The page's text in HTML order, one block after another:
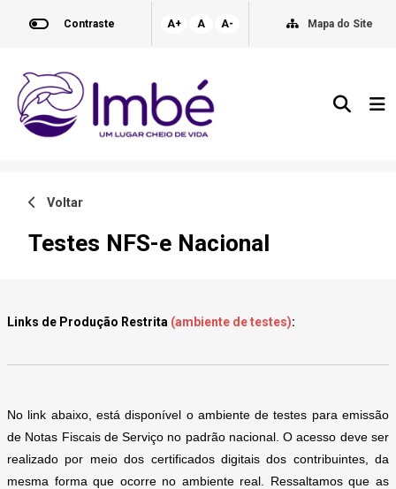
Contraste A+ A A- Mapa do Site
Voltar
Testes NFS-e Nacional
Links de Produção Restrita (ambiente de testes):
No link abaixo, está disponível o ambiente de testes para emissão
de Notas Fiscais de Serviço no padrão nacional. O acesso deve ser
realizado por meio dos certificados digitais dos contribuintes, da
mesma forma que ocorre no ambiente real. Ressaltamos que as